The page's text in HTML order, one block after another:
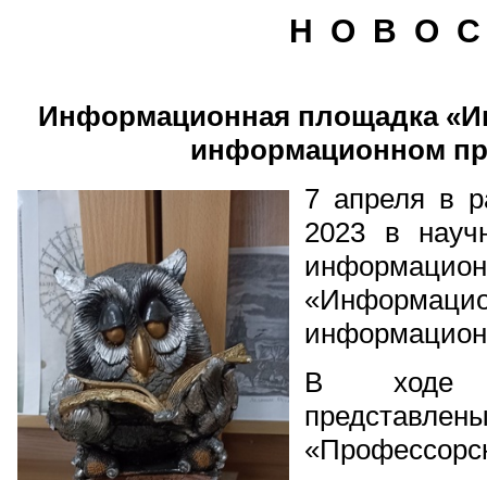
Н О В О
Информационная площадка
информационном
7 апреля в
2023 в
В ходе